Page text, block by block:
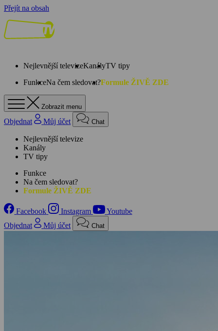
Přejít na obsah
Nejlevnější televizeKanályTV tipy
FunkceNa čem sledovat?Formule ŽIVĚ ZDE
Zobrazit menu
Objednat Můj účet Chat
Nejlevnější televize
Kanály
TV tipy
Funkce
Na čem sledovat?
Formule ŽIVĚ ZDE
Facebook Instagram
Youtube
Objednat
Můj účet Chat